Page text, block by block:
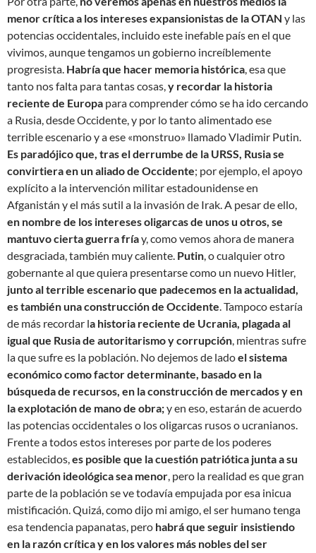
menor crítica a los intereses expansionistas de la OTAN y las
potencias occidentales, incluido este inefable país en el que
vivimos, aunque tengamos un gobierno increíblemente
progresista. Habría que hacer memoria histórica, esa que
tanto nos falta para tantas cosas,y recordar la historia
reciente de Europa para comprender cómo se ha ido cercando
a Rusia, desde Occidente, y por lo tanto alimentado ese
terrible escenario y a ese «monstruo» llamado Vladimir Putin.
Es paradójico que, tras el derrumbe de la URSS, Rusia se
convirtiera en un aliado de Occidente; por ejemplo, el apoyo
explícito a la intervención militar estadounidense en
Afganistán y el más sutil a la invasión de Irak. A pesar de ello,
en nombre de los intereses oligarcas de unos u otros, se
mantuvo cierta guerra fríay, como vemos ahora de manera
desgraciada, también muy caliente. Putin, o cualquier otro
gobernante al que quiera presentarse como un nuevo Hitler,
junto al terrible escenario que padecemos en la actualidad,
es también una construcción de Occidente. Tampoco estaría
de más recordar la historia reciente de Ucrania, plagada al
igual que Rusia de autoritarismo y corrupción, mientras sufre
la que sufre es la población. No dejemos de ladoel sistema
económico como factor determinante, basado en la
búsqueda de recursos, en la construcción de mercados y en
la explotación de mano de obra;y en eso, estarán de acuerdo
las potencias occidentales o los oligarcas rusos o ucranianos.
Frente a todos estos intereses por parte de los poderes
establecidos,es posible que la cuestión patriótica junta a su
derivación ideológica sea menor, pero la realidad es que gran
parte de la población se ve todavía empujada por esa inicua
mistificación. Quizá, como dijo mi amigo, el ser humano tenga
esa tendencia papanatas, pero habrá que seguir insistiendo
en la razón crítica y en los valores más nobles del ser